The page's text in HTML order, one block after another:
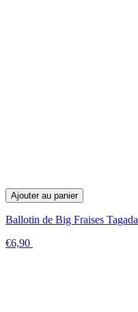
Ajouter au panier
Ballotin de Big Fraises Tagada
€6,90